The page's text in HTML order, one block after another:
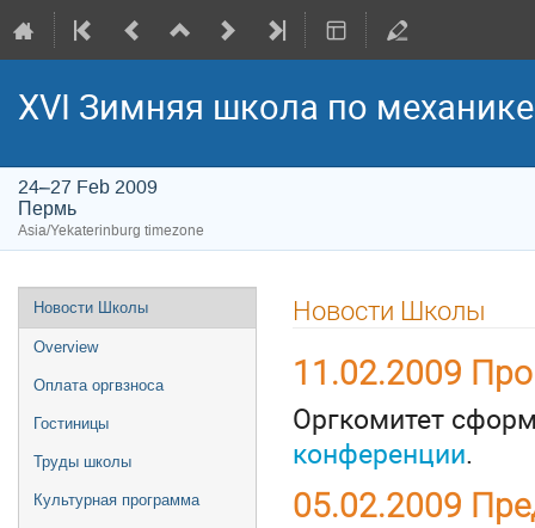
XVI Зимняя школа по
24–27 Feb 2009
Пермь
Asia/Yekaterinburg timezone
Event
menu
Новости Школы
Overview
Оплата оргвзноса
Гостиницы
Труды школы
Культурная программа
Новости Школы
11.02.2009
Оргкомитет
конференции.
05.02.2009